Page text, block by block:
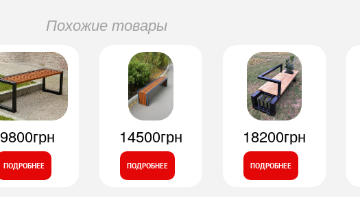
Похожие товары
9800грн
ПОДРОБНЕЕ
14500грн
ПОДРОБНЕЕ
18200грн
ПОДРОБНЕЕ